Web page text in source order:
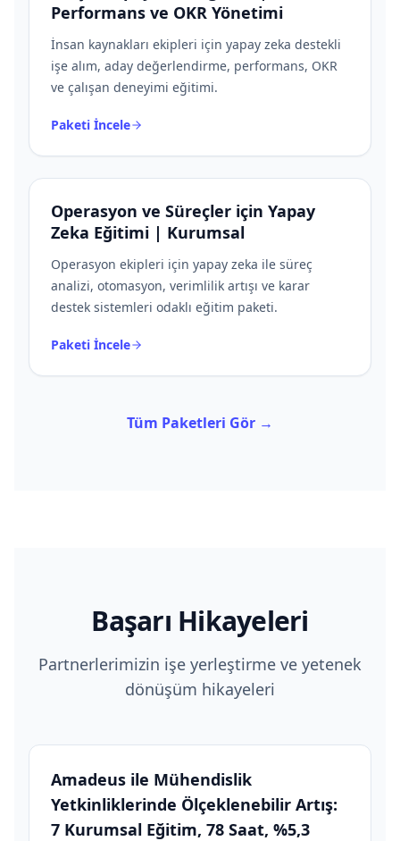
Performans ve OKR Yönetimi
İnsan kaynakları ekipleri için yapay zeka destekli
işe alım, aday değerlendirme, performans, OKR
ve çalışan deneyimi eğitimi.
Paketi İncele
Operasyon ve Süreçler için Yapay
Zeka Eğitimi | Kurumsal
Operasyon ekipleri için yapay zeka ile süreç
analizi, otomasyon, verimlilik artışı ve karar
destek sistemleri odaklı eğitim paketi.
Paketi İncele
Tüm Paketleri Gör →
Başarı Hikayeleri
Partnerlerimizin işe yerleştirme ve yetenek
dönüşüm hikayeleri
Amadeus ile Mühendislik
Yetkinliklerinde Ölçeklenebilir Artış:
7 Kurumsal Eğitim, 78 Saat, %5,3